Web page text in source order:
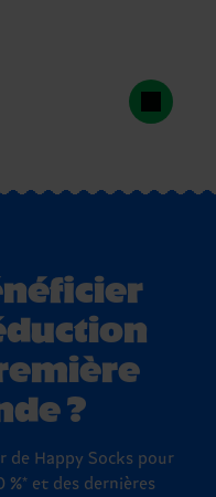
?
de Happy Socks pour
%* et des dernières